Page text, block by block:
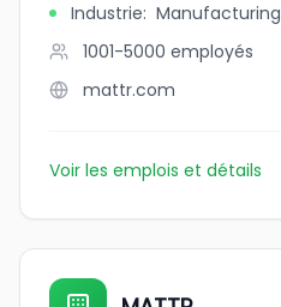
Industrie: Manufacturing
1001-5000 employés
mattr.com
Voir les emplois et détails